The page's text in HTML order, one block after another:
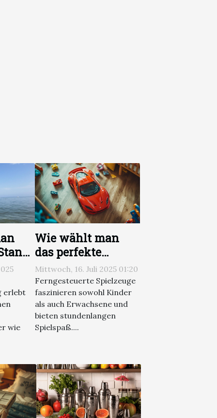
erlebt
wie
Wie wählt man
das perfekte
ferngesteuerte
Spielzeug?
Mittwoch, 16. Juli 2025 01:20
Ferngesteuerte Spielzeuge
faszinieren sowohl Kinder
als auch Erwachsene und
bieten stundenlangen
Spielspaß....